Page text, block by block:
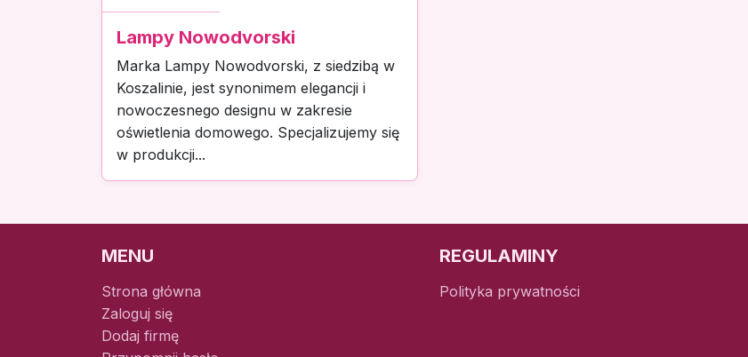
Lampy Nowodvorski
Marka Lampy Nowodvorski, z siedzibą w
Koszalinie, jest synonimem elegancji i
nowoczesnego designu w zakresie
oświetlenia domowego. Specjalizujemy się
w produkcji...
MENU
Strona główna
Zaloguj się
Dodaj firmę
REGULAMINY
Polityka prywatności